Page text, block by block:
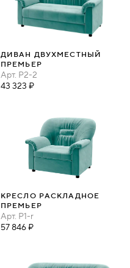
ДИВАН ДВУХМЕСТНЫЙ
ПРЕМЬЕР
Арт. P2-2
43 323 ₽
КРЕСЛО РАСКЛАДНОЕ
ПРЕМЬЕР
Арт. P1-r
57 846 ₽